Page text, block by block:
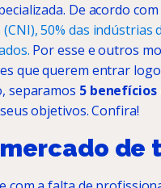
De acordo
50% das indústrias
Por esse e outros
que querem entrar
separamos 5
objetivos. Confira!
de